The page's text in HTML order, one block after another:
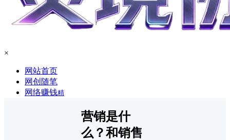
×
网站首页
网创随笔
网络赚钱精
营销是什
么？和销售